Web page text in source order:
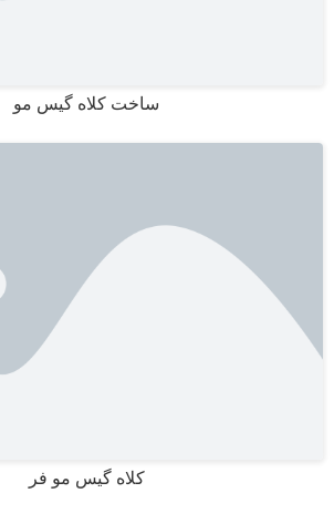
ساخت کلاه گیس مو
کلاه گیس مو فر